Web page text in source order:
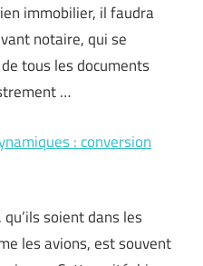
immobilier, il faudra
notaire, qui se
tous les documents
…
: conversion
soient dans les
les avions, est souvent